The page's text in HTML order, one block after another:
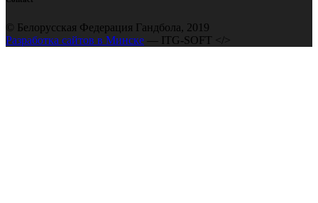
© Белорусская Федерация Гандбола, 2019
Разработка сайтов в Минске — ITG-SOFT </>